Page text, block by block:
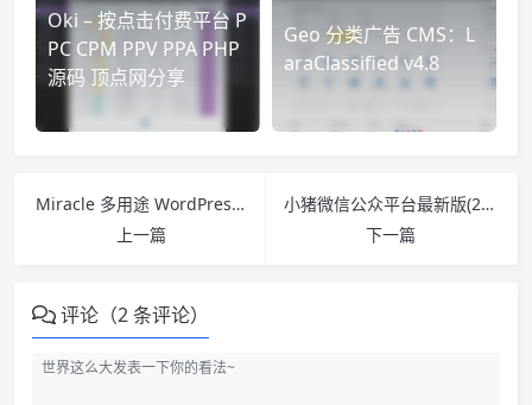
Oki – 按点击付费平台 P
PC CPM PPV PPA PHP
源码 顶点网分享
Geo 分类广告 CMS：L
araClassified v4.8
Miracle 多用途 WordPress主题 v1.1.5
上一篇
小猪微信公众平台最新版(20151110)多功能商业版 PC站+手机站+微信网站 锦尚中国修复版
下一篇
评论（2 条评论）